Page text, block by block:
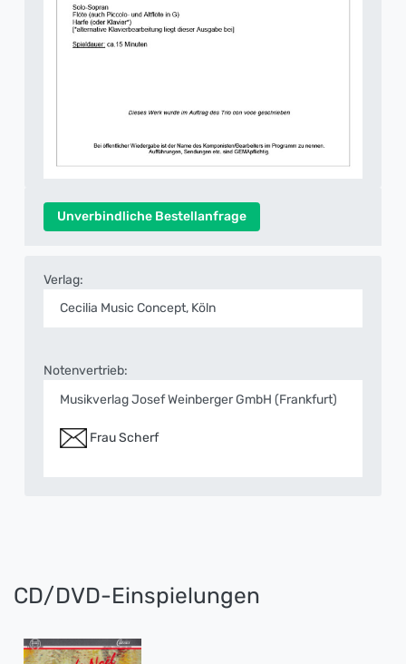
Unverbindliche Bestellanfrage
Verlag:
Cecilia Music Concept, Köln
Notenvertrieb:
Musikverlag Josef Weinberger GmbH (Frankfurt)
Frau Scherf
CD/DVD-Einspielungen